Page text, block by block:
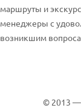
маршруты и
менеджеры с
возникшим
© 2013 —